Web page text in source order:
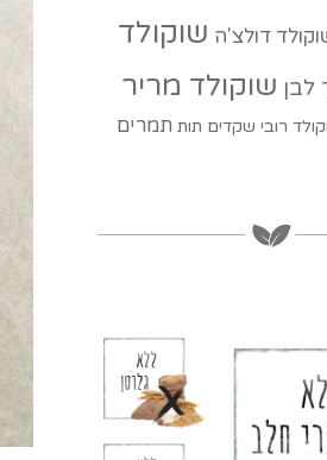
דולצ'ה שוקולד
לבן שוקולד מריר
רובי שקדים תות תמרים